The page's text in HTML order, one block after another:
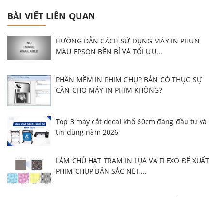
BÀI VIẾT LIÊN QUAN
HƯỚNG DẪN CÁCH SỬ DỤNG MÁY IN PHUN
MÀU EPSON BỀN BỈ VÀ TỐI ƯU...
PHẦN MỀM IN PHIM CHỤP BẢN CÓ THỰC SỰ
CẦN CHO MÁY IN PHIM KHÔNG?
Top 3 máy cắt decal khổ 60cm đáng đầu tư và
tin dùng năm 2026
LÀM CHỦ HẠT TRAM IN LỤA VÀ FLEXO ĐỂ XUẤT
PHIM CHỤP BẢN SẮC NÉT,...